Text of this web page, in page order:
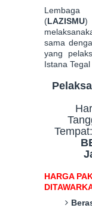
(LAZISMU)
sama
yang
Istana
Tempat:
HARGA